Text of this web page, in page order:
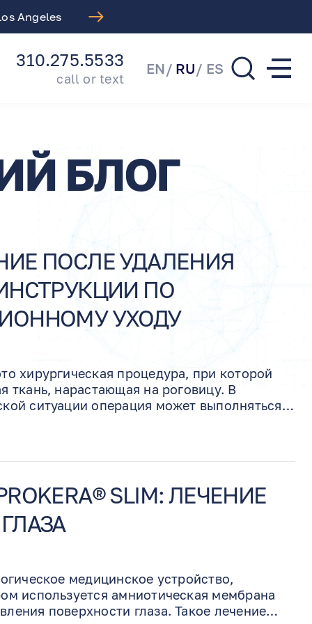
Angeles
310.275.5533
call or text
EN RU ES
БЛОГ
ПОСЛЕ УДАЛЕНИЯ
ПО
УХОДУ
хирургическая процедура, при которой
ткань, нарастающая на роговицу. В
ситуации операция может выполняться с
поддержки заживления и снижения
как лечение сухого глаза помогает
связаться с нашим офисом.
SLIM: ЛЕЧЕНИЕ
медицинское устройство,
используется амниотическая мембрана
поверхности глаза. Такое лечение